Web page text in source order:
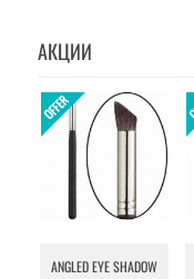
АКЦИИ
ANGLED EYE SHADOW